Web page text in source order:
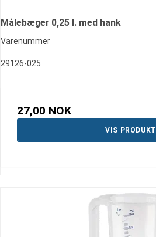
Målebæger 0,25 l. med hank
Varenummer
29126-025
27,00 NOK
VIS PRODUKT